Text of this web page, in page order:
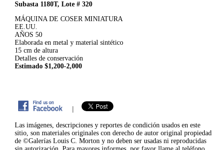
Subasta 1180T, Lote # 320
MÁQUINA DE COSER MINIATURA
EE.UU.
AÑOS 50
Elaborada en metal y material sintético
15 cm de altura
Detalles de conservación
Estimado $1,200-2,000
|
Las imágenes, descripciones y reportes de condición usados en este
sitio, son materiales originales con derecho de autor original propiedad
de ©Galerías Louis C. Morton y no deben ser usadas ni reproducidas